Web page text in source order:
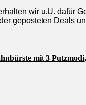
wir u.U. dafür
geposteten Deals
mit 3